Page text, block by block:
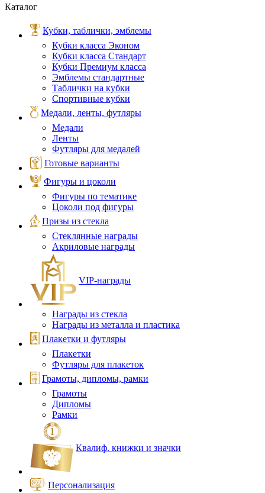
Каталог
Кубки, таблички, эмблемы
Кубки класса Эконом
Кубки класса Стандарт
Кубки Премиум класса
Эмблемы стандартные
Таблички на кубки
Спортивные кубки
Медали, ленты, футляры
Медали
Ленты
Футляры для медалей
Готовые варианты
Фигуры и цоколи
Фигуры по тематике
Цоколи под фигуры
Призы из стекла
Стеклянные награды
Акриловые награды
VIP‑награды
Награды из стекла
Награды из металла и пластика
Плакетки и футляры
Плакетки
Футляры для плакеток
Грамоты, дипломы, рамки
Грамоты
Дипломы
Рамки
Квалиф. книжки и значки
Персонализация